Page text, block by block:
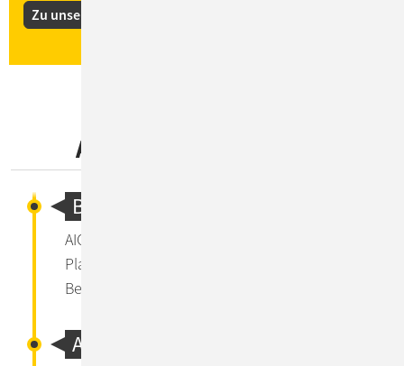
Zu unseren Kunden-Stories
AIOps: Funktionsweise
Big Data
AIOps nutzt eine intelligente Big Data
Plattform, um in Silos isolierte IT-
Betriebsdaten an einem Ort zu aggregieren.
Analyse & Machine Learning